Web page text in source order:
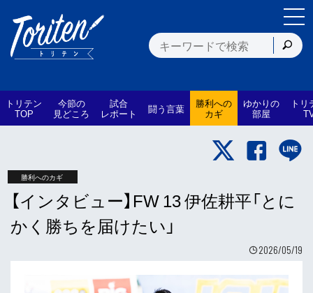
トリテン
TOP
今節の
見どころ
試合
レポート 闘う言葉 勝利への
カギ
ゆかりの
部屋
トリ
勝利へのカギ
【インタビュー】FW 13 伊佐耕平「とに
かく勝ちを届けたい」
2026/05/19